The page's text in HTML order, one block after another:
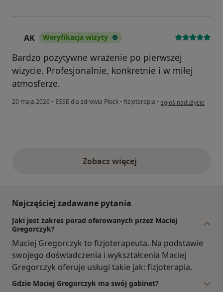
AK Weryfikacja wizyty
Bardzo pozytywne wrażenie po pierwszej
wizycie. Profesjonalnie, konkretnie i w miłej
atmosferze.
20 maja 2026 • ESSE dla zdrowia Płock • fizjoterapia • w opinii użytkownika
zgłoś nadużycie
Zobacz więcejopinie powyżej
Najczęściej zadawane pytania
Jaki jest zakres porad oferowanych przez Maciej
Gregorczyk?
Maciej Gregorczyk to fizjoterapeuta. Na podstawie
swojego doświadczenia i wykształcenia Maciej
Gregorczyk oferuje usługi takie jak: fizjoterapia.
Gdzie Maciej Gregorczyk ma swój gabinet?